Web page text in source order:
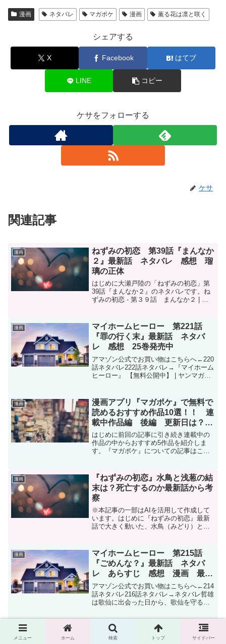
漫画 ネタバレ マガポケ 漫画 薫る花は凛と咲く
シェアする
X Facebook はてブ
LINE コピー
ケサをフォローする
ケサ
関連記事
漫画
ねずみの初恋 第39話『まんなか
２』最新話 ネタバレ 感想 瑠
璃の正体
はじめに大瀬戸陸の「ねずみの初恋」第
39話『まんなか２』のネタバレです。ね
ずみの初恋 - 第３９話 まんなか２ | ヤ
ポケ (shonen...
漫画
マイホームヒーロー 第221話
『罪の行く末』最新話 ネタバ
レ 感想 25巻発売中
アマゾン公式でお買い物はこちらへ←220
話ネタバレ222話ネタバレ→『マイホーム
ヒーロー』 【無料公開中】 | ヤンマガ
話】「罪の行く末...
漫画
漫画アプリ『マガポケ』で無料で
読めるおすすめ作品10選！！ 連
載中作品編 後編 更新日は？
オリジナル作品あり サスペン
ス・ミステリー SF
はじめに前回の記事に引き続き連載中の
作品の中からおすすめ5作品を紹介しま
す。『マガポケ』についての記事はこち
DMMブックスとは漫画・コミック・小説
ならDMMブックス(...
漫画
『ねずみの初恋』水鳥と浅葱の結
末は？死亡するのか最新話から考
察
※本記事の一部はAIを活用して作成して
います。はじめに『ねずみの初恋』最新
話で大きく動いた、水鳥（みどり）と浅
ぎでは？」「生き残れるの？」と気にな
っている方も多いので...
漫画
マイホームヒーロー 第215話
『ごめんな？』最新話 ネタバ
レ あらすじ 感想 漫画 最新
刊24巻発売中
アマゾン公式でお買い物はこちらへ←214
話ネタバレ216話ネタバレ→ネタバレ哲雄
は歌仙に出会った日から、歌仙を守るヒ
まれ、歌仙もまた零花のヒーローになっ
た。今回は独断で歌仙を共犯者から外し
た。それは明を守...
漫画
マイホームヒーロー 最新話 第
199話 『想い人』 ネタバレ
メニュー ホーム 検索 トップ サイドバー